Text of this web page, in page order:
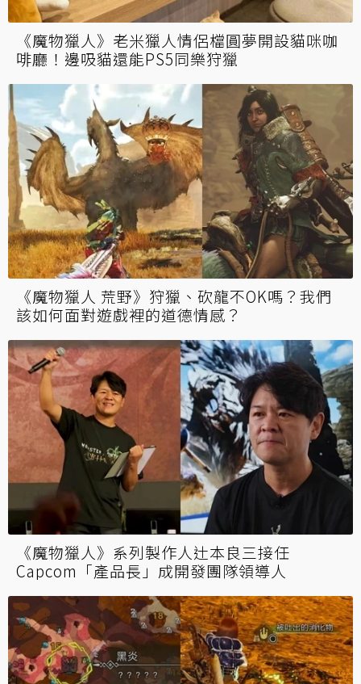
《魔物獵人》老米獵人情侶檔圓夢開設貓咪咖
啡廳！邊吸貓還能PS5同樂狩獵
《魔物獵人 荒野》狩獵、砍龍不OK嗎？我們
該如何面對遊戲裡的道德情感？
《魔物獵人》系列製作人辻本良三接任
Capcom「產品長」成開發團隊領導人